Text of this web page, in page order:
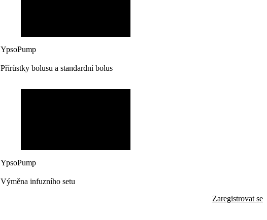
YpsoPump
Přírůstky bolusu a standardní bolus
YpsoPump
Výměna infuzního setu
Zaregistrovat se